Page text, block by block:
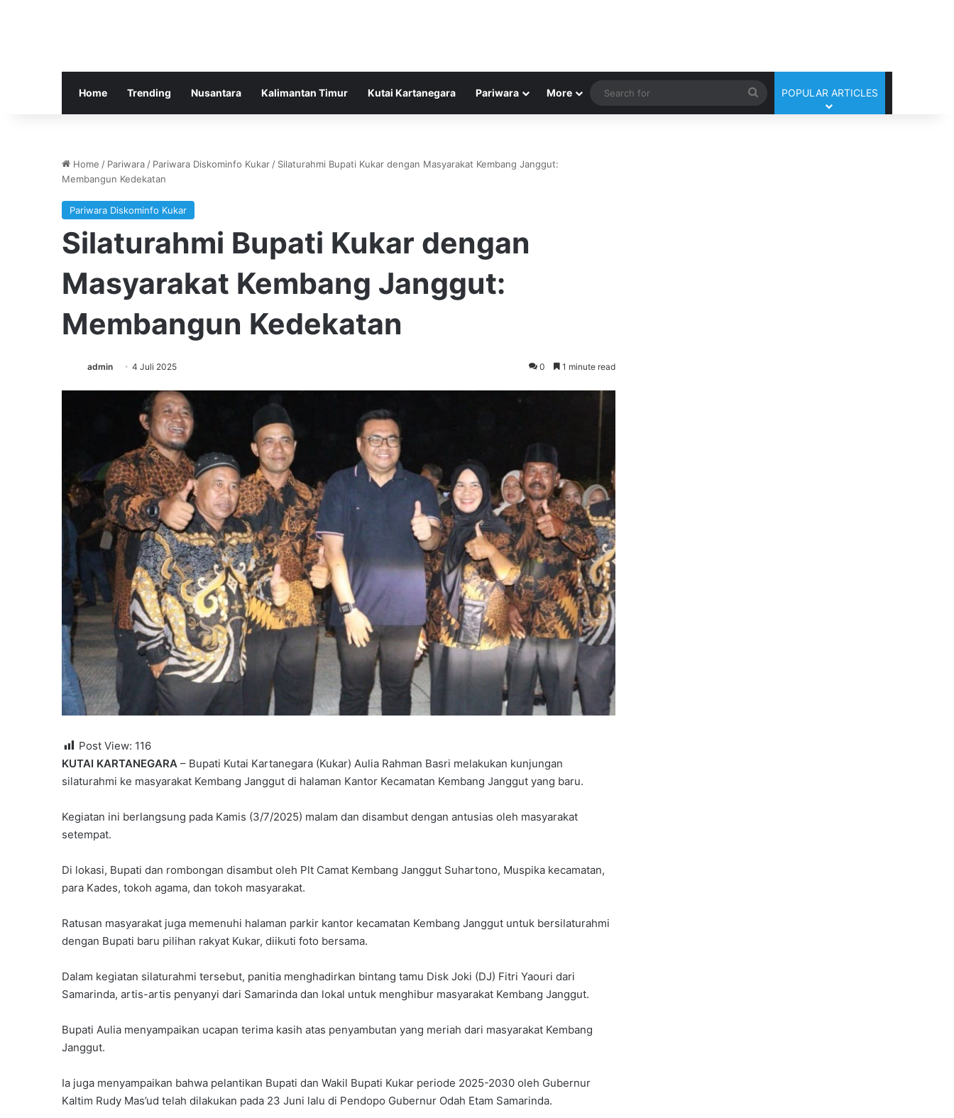
Home Trending Nusantara Kalimantan Timur Kutai Kartanegara Pariwara More
Search
for
POPULAR ARTICLES
Home / Pariwara / Pariwara Diskominfo Kukar / Silaturahmi Bupati Kukar dengan Masyarakat Kembang Janggut:
Membangun Kedekatan
Pariwara Diskominfo Kukar
Silaturahmi Bupati Kukar dengan
Masyarakat Kembang Janggut:
Membangun Kedekatan
admin 4 Juli 2025 0 1 minute read
Post View: 116
KUTAI KARTANEGARA – Bupati Kutai Kartanegara (Kukar) Aulia Rahman Basri melakukan kunjungan
silaturahmi ke masyarakat Kembang Janggut di halaman Kantor Kecamatan Kembang Janggut yang baru.
Kegiatan ini berlangsung pada Kamis (3/7/2025) malam dan disambut dengan antusias oleh masyarakat
setempat.
Di lokasi, Bupati dan rombongan disambut oleh Plt Camat Kembang Janggut Suhartono, Muspika kecamatan,
para Kades, tokoh agama, dan tokoh masyarakat.
Ratusan masyarakat juga memenuhi halaman parkir kantor kecamatan Kembang Janggut untuk bersilaturahmi
dengan Bupati baru pilihan rakyat Kukar, diikuti foto bersama.
Dalam kegiatan silaturahmi tersebut, panitia menghadirkan bintang tamu Disk Joki (DJ) Fitri Yaouri dari
Samarinda, artis-artis penyanyi dari Samarinda dan lokal untuk menghibur masyarakat Kembang Janggut.
Bupati Aulia menyampaikan ucapan terima kasih atas penyambutan yang meriah dari masyarakat Kembang
Janggut.
Ia juga menyampaikan bahwa pelantikan Bupati dan Wakil Bupati Kukar periode 2025-2030 oleh Gubernur
Kaltim Rudy Mas’ud telah dilakukan pada 23 Juni lalu di Pendopo Gubernur Odah Etam Samarinda.